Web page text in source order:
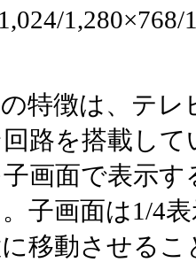
特徴は、テレ
路を搭載し
画面で表示す
子画面は1/4
移動させる